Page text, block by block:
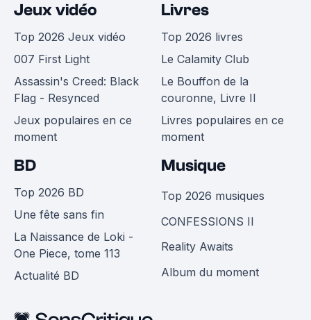
Jeux vidéo
Top 2026 Jeux vidéo
007 First Light
Assassin's Creed: Black
Flag - Resynced
Jeux populaires en ce
moment
Livres
Top 2026 livres
Le Calamity Club
Le Bouffon de la
couronne, Livre II
Livres populaires en ce
moment
BD
Top 2026 BD
Une fête sans fin
La Naissance de Loki -
One Piece, tome 113
Actualité BD
Musique
Top 2026 musiques
CONFESSIONS II
Reality Awaits
Album du moment